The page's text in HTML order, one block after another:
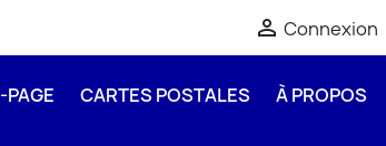
 Connexion
CARTES POSTALES À PROPOS